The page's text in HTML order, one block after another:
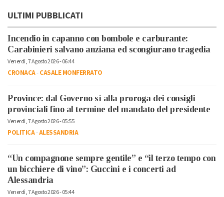
ULTIMI PUBBLICATI
Incendio in capanno con bombole e carburante:
Carabinieri salvano anziana ed scongiurano tragedia
Venerdì, 7 Agosto 2026 - 06:44
CRONACA-CASALE MONFERRATO
Province: dal Governo sì alla proroga dei consigli
provinciali fino al termine del mandato del presidente
Venerdì, 7 Agosto 2026 - 05:55
POLITICA-ALESSANDRIA
“Un compagnone sempre gentile” e “il terzo tempo con
un bicchiere di vino”: Guccini e i concerti ad
Alessandria
Venerdì, 7 Agosto 2026 - 05:44